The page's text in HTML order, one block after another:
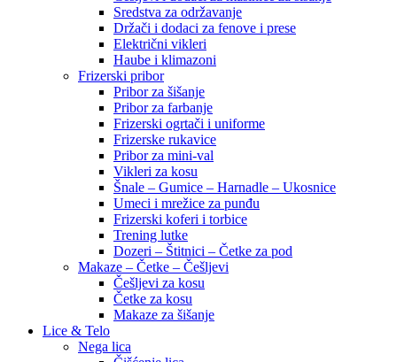
Sredstva za održavanje
Držači i dodaci za fenove i prese
Električni vikleri
Haube i klimazoni
Frizerski pribor
Pribor za šišanje
Pribor za farbanje
Frizerski ogrtači i uniforme
Frizerske rukavice
Pribor za mini-val
Vikleri za kosu
Šnale – Gumice – Harnadle – Ukosnice
Umeci i mrežice za punđu
Frizerski koferi i torbice
Trening lutke
Dozeri – Štitnici – Četke za pod
Makaze – Četke – Češljevi
Češljevi za kosu
Četke za kosu
Makaze za šišanje
Lice & Telo
Nega lica